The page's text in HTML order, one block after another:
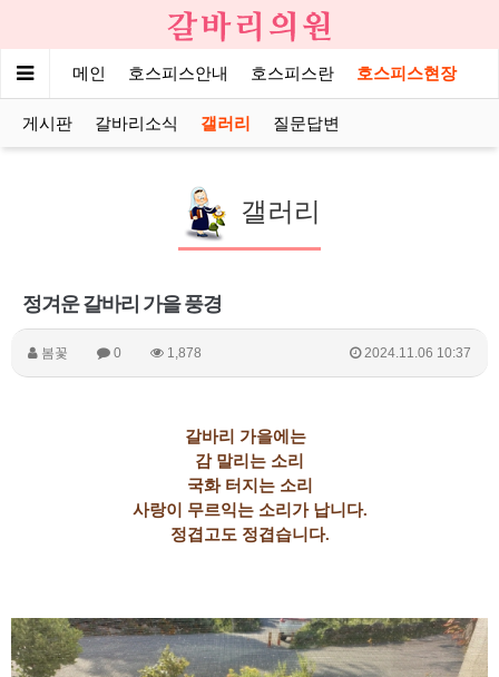
메인 호스피스안내 호스피스란 호스피스현장
게시판 갈바리소식 갤러리 질문답변
갤러리
정겨운 갈바리 가을 풍경
봄꽃 0 1,878 2024.11.06 10:37
갈바리 가을에는
감 말리는 소리
국화 터지는 소리
사랑이 무르익는 소리가 납니다.
정겹고도 정겹습니다.